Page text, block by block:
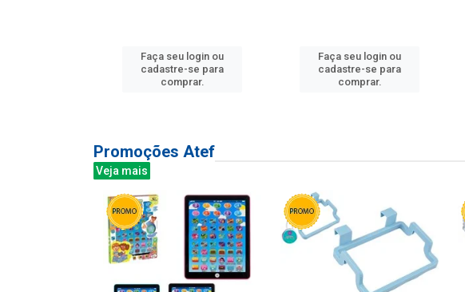
Faça seu login ou
cadastre-se para
comprar.
Faça seu login ou
cadastre-se para
comprar.
Promoções Atef
Veja mais